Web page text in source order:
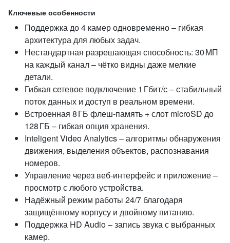
Ключевые особенности
Поддержка до 4 камер одновременно – гибкая
архитектура для любых задач.
Нестандартная разрешающая способность: 30 МП
на каждый канал – чётко видны даже мелкие
детали.
Гибкая сетевое подключение 1 Гбит/с – стабильный
поток данных и доступ в реальном времени.
Встроенная 8 ГБ флеш‑память + слот microSD до
128 ГБ – гибкая опция хранения.
Inteligent Video Analytics – алгоритмы обнаружения
движения, выделения объектов, распознавания
номеров.
Управление через веб‑интерфейс и приложение –
просмотр с любого устройства.
Надёжный режим работы 24/7 благодаря
защищённому корпусу и двойному питанию.
Поддержка HD Audio – запись звука с выбранных
камер.